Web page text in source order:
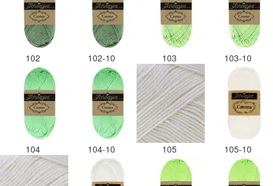
102 102-10 103 103-10
104 104-10 105 105-10